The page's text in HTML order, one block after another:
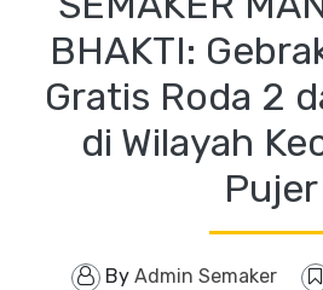
BHAKTI:
Gratis Roda 2
di Wilayah
Pujer
By Admin Semaker